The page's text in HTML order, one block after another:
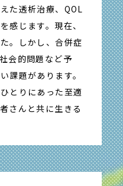
た透析治療、QOL
感じます。現在、
。しかし、合併症
会的問題など予
課題があります。
とりにあった至適
さんと共に生きる